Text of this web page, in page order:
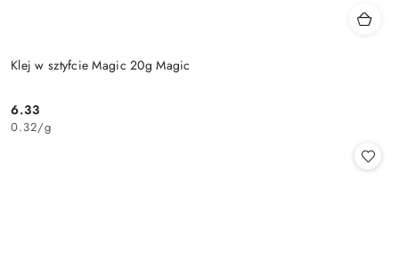
Klej w sztyfcie Magic 20g Magic
Cena:
6.33
0.32/g